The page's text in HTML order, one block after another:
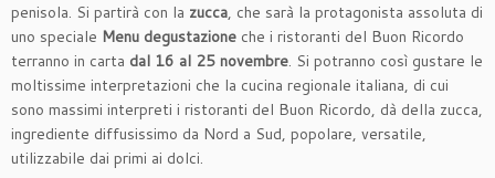
penisola. Si partirà con la zucca, che sarà la protagonista assoluta di
uno speciale Menu degustazione che i ristoranti del Buon Ricordo
terranno in carta dal 16 al 25 novembre. Si potranno così gustare le
moltissime interpretazioni che la cucina regionale italiana, di cui
sono massimi interpreti i ristoranti del Buon Ricordo, dà della zucca,
ingrediente diffusissimo da Nord a Sud, popolare, versatile,
utilizzabile dai primi ai dolci.